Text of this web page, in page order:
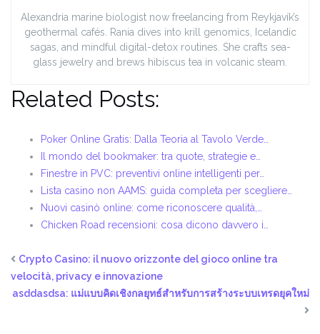
Alexandria marine biologist now freelancing from Reykjavík’s
geothermal cafés. Rania dives into krill genomics, Icelandic
sagas, and mindful digital-detox routines. She crafts sea-
glass jewelry and brews hibiscus tea in volcanic steam.
Related Posts:
Poker Online Gratis: Dalla Teoria al Tavolo Verde…
Il mondo del bookmaker: tra quote, strategie e…
Finestre in PVC: preventivi online intelligenti per…
Lista casino non AAMS: guida completa per scegliere…
Nuovi casinò online: come riconoscere qualità,…
Chicken Road recensioni: cosa dicono davvero i…
Crypto Casino: il nuovo orizzonte del gioco online tra
velocità, privacy e innovazione
asddasdsa: แม่แบบคิดเชิงกลยุทธ์สำหรับการสร้างระบบเทรดยุคใหม่